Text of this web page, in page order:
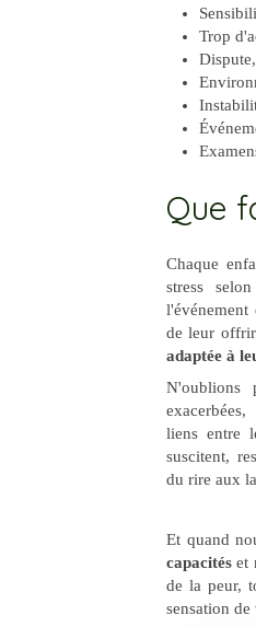
Trop
Que
Chaque
stress
de leur
adaptée à
N'oublions
liens entre
suscitent,
du rire aux
Et quand
capacités et
de la peur,
sensation de